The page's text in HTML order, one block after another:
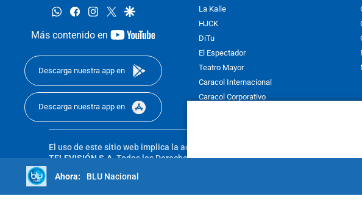
whatsappfacebookinstagram
twittergoogle
Más contenido en
youtube-
Descarga nuestra app en
Descarga nuestra app en
La Kalle
HJCK
DiTu
El Espectador
Teatro Mayor
Caracol Internacional
Caracol Corporativo
El uso de este sitio web implica la aceptación de los
TELEVISIÓN S.A.Todos los Derechos Reservados D.R.A. Prohibida su
sin autorización escrita de su titular. Reproduction in whole or in part, or
reserved 2025.BLU Nacional